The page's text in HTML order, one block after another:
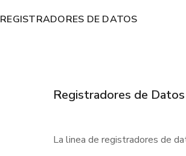
REGISTRADORES DE DATOS
Registradores de Datos
La linea de registradores de